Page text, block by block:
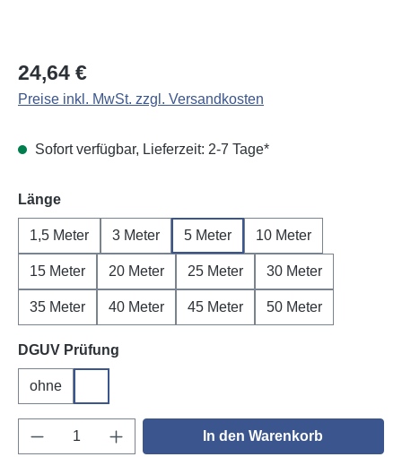
Regulärer Preis:
24,64 €
Preise inkl. MwSt. zzgl. Versandkosten
Sofort verfügbar, Lieferzeit: 2-7 Tage*
Längeauswählen
1,5 Meter 3 Meter 5 Meter 10 Meter
15 Meter 20 Meter 25 Meter 30 Meter
35 Meter 40 Meter 45 Meter 50 Meter
DGUV Prüfung
ohne
Produkt Anzahl: Gib den gewünschten
In den Warenkorb